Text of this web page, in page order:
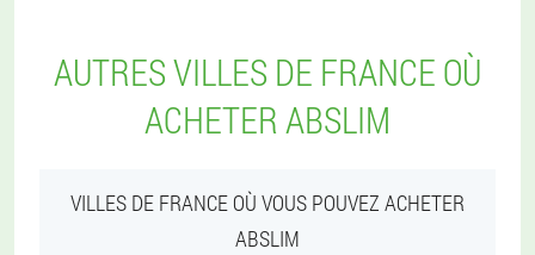
AUTRES VILLES DE FRANCE OÙ
ACHETER ABSLIM
VILLES DE FRANCE OÙ VOUS POUVEZ ACHETER
ABSLIM